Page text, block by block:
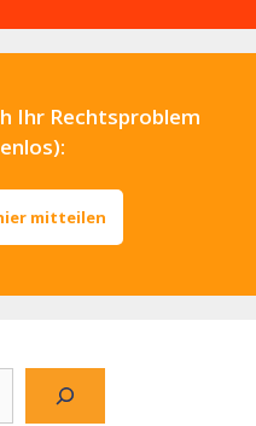
Ihr Rechtsproblem
mitteilen